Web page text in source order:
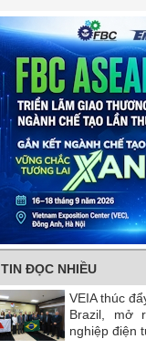
TIN ĐỌC NHIỀU
VEIA thúc
Brazil, mở
nghiệp điện